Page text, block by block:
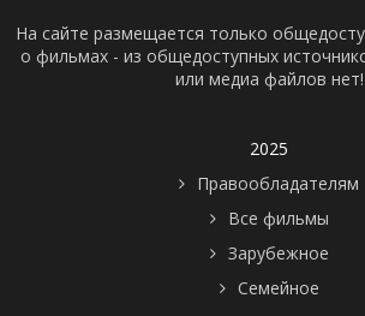
На сайте размещается только
о фильмах - из общедоступных
или медиа файлов нет!
2025
Правообладателям
Все фильмы
Зарубежное
Семейное